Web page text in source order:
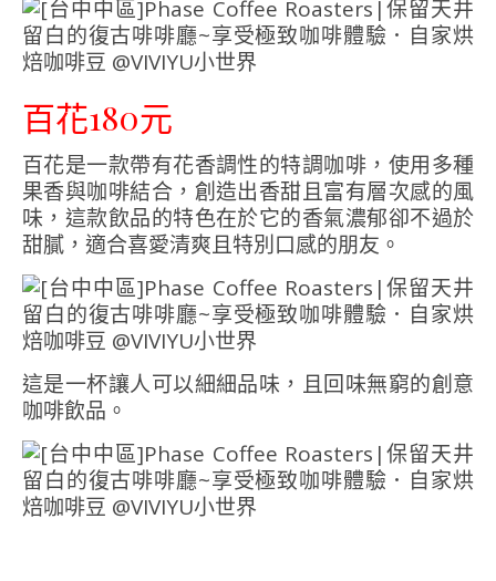
百花180元
百花是一款帶有花香調性的特調咖啡，使用多種
果香與咖啡結合，創造出香甜且富有層次感的風
味，這款飲品的特色在於它的香氣濃郁卻不過於
甜膩，適合喜愛清爽且特別口感的朋友。
這是一杯讓人可以細細品味，且回味無窮的創意
咖啡飲品。